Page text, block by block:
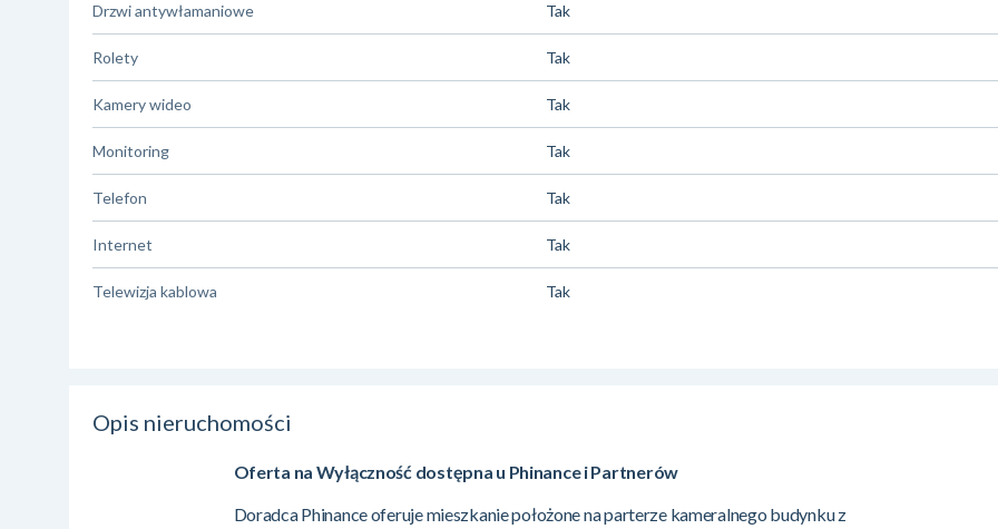
Drzwi antywłamaniowe Tak
Rolety Tak
Kamery wideo Tak
Monitoring Tak
Telefon Tak
Internet Tak
Telewizja kablowa Tak
Opis nieruchomości
Oferta na Wyłączność dostępna u Phinance i Partnerów
Doradca Phinance oferuje mieszkanie położone na parterze kameralnego budynku z